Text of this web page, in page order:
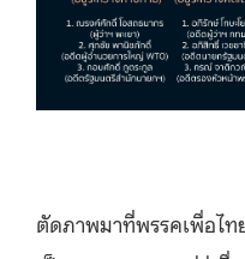
ตัดภาพมาที่พรรคเพื่อไ